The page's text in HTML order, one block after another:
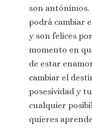
son antónimos.
podrá cambiar
y son felices
momento en
de estar
cambiar el
posesividad y
cualquier
quieres